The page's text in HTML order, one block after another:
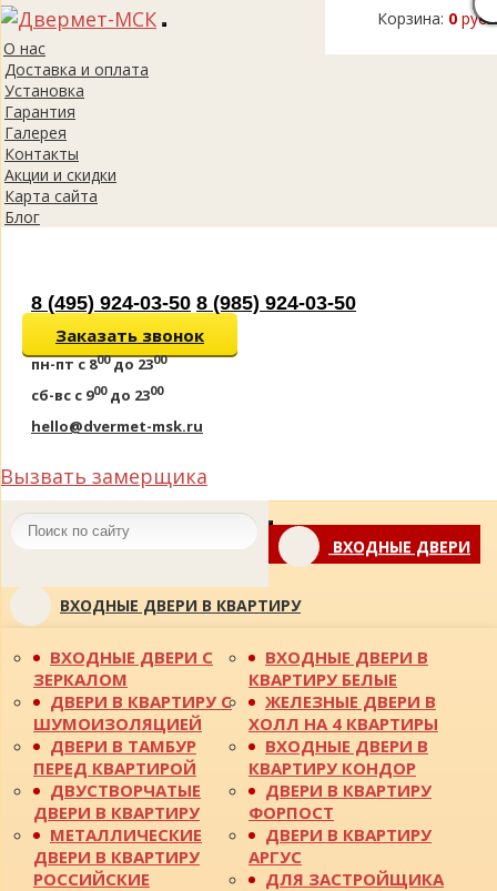
Корзина: 0 руб.
Toggle
О нас
Доставка и оплата
Установка
Гарантия
Галерея
Контакты
Акции и скидки
Карта сайта
Блог
8 (495) 924-03-50 8 (985) 924-03-50
Заказать звонок
пн-пт с 800до 2300
сб-вс с 900до 2300
hello@dvermet-msk.ru
Вызвать замерщика
Toggle
navigationВХОДНЫЕ ДВЕРИ
ВХОДНЫЕ ДВЕРИ В КВАРТИРУ
ВХОДНЫЕ ДВЕРИ С
ЗЕРКАЛОМ
ДВЕРИ В КВАРТИРУ С
ШУМОИЗОЛЯЦИЕЙ
ДВЕРИ В ТАМБУР
ПЕРЕД КВАРТИРОЙ
ДВУСТВОРЧАТЫЕ
ДВЕРИ В КВАРТИРУ
МЕТАЛЛИЧЕСКИЕ
ДВЕРИ В КВАРТИРУ
РОССИЙСКИЕ
ВХОДНЫЕ ДВЕРИ В
КВАРТИРУ БЕЛЫЕ
ЖЕЛЕЗНЫЕ ДВЕРИ В
ХОЛЛ НА 4 КВАРТИРЫ
ВХОДНЫЕ ДВЕРИ В
КВАРТИРУ КОНДОР
ДВЕРИ В КВАРТИРУ
ФОРПОСТ
ДВЕРИ В КВАРТИРУ
АРГУС
ДЛЯ ЗАСТРОЙЩИКА